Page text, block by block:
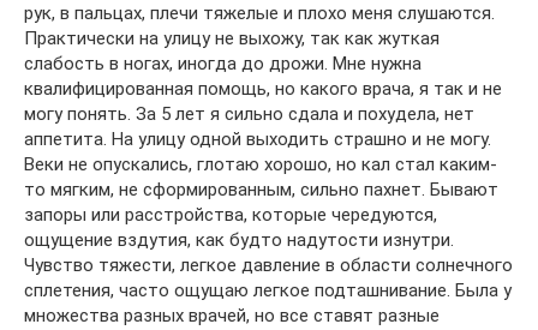
рук, в пальцах, плечи тяжелые и плохо меня слушаются.
Практически на улицу не выхожу, так как жуткая
слабость в ногах, иногда до дрожи. Мне нужна
квалифицированная помощь, но какого врача, я так и не
могу понять. За 5 лет я сильно сдала и похудела, нет
аппетита. На улицу одной выходить страшно и не могу.
Веки не опускались, глотаю хорошо, но кал стал каким-
то мягким, не сформированным, сильно пахнет. Бывают
запоры или расстройства, которые чередуются,
ощущение вздутия, как будто надутости изнутри.
Чувство тяжести, легкое давление в области солнечного
сплетения, часто ощущаю легкое подташнивание. Была у
множества разных врачей, но все ставят разные